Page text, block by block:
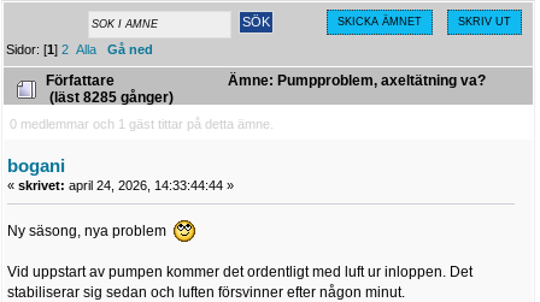
SKICKA ÄMNET SKRIV UT
Sidor: [1]2 Alla Gå ned
Författare
Ämne: Pumpproblem, axeltätning va?
(läst 8285 gånger)
0 medlemmar och 1 gäst tittar på detta ämne.
bogani
« skrivet: april 24, 2026, 14:33:44:44 »
Ny säsong, nya problem
Vid uppstart av pumpen kommer det ordentligt med luft ur inloppen. Det
stabiliserar sig sedan och luften försvinner efter någon minut.